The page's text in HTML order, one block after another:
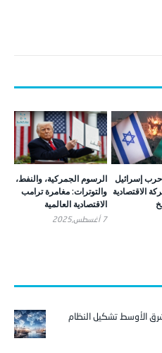
إسرائيل
الاقتصادية
الرسوم الجمركية، والنفط،
والتوترات: مغامرة ترامب
الاقتصادية العالمية
7 أغسطس,2025
الأوسط تشكيل النظام